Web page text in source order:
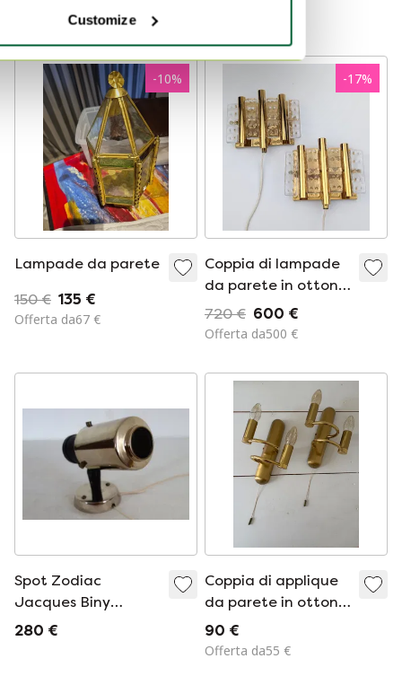
Customize
Offerta da160 €
-10%
Lampade da parete
150 € 135 €
Offerta da67 €
-17%
Coppia di lampade
da parete in ottone
e vetro di Hans
Agne Jakobsson
720 € 600 €
Offerta da500 €
Spot Zodiac
Jacques Biny
vintage
280 €
Coppia di applique
da parete in ottone,
modello Vielhaber,
prodotte in
90 €
Offerta da55 €